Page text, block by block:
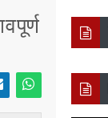
Wh